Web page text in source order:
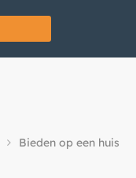
Bieden op een huis